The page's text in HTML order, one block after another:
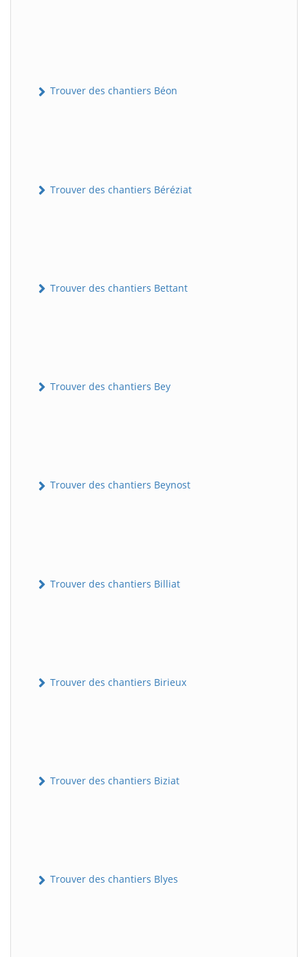
Trouver des chantiers Béon
Trouver des chantiers Béréziat
Trouver des chantiers Bettant
Trouver des chantiers Bey
Trouver des chantiers Beynost
Trouver des chantiers Billiat
Trouver des chantiers Birieux
Trouver des chantiers Biziat
Trouver des chantiers Blyes